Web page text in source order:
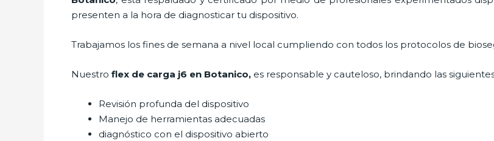
presenten a la hora de diagnosticar tu dispositivo.
Trabajamos los fines de semana a nivel local cumpliendo con todos los protocolos de
Nuestro flex de carga j6 en Botanico, es responsable y cauteloso, brindando las
Revisión profunda del dispositivo
Manejo de herramientas adecuadas
diagnóstico con el dispositivo abierto